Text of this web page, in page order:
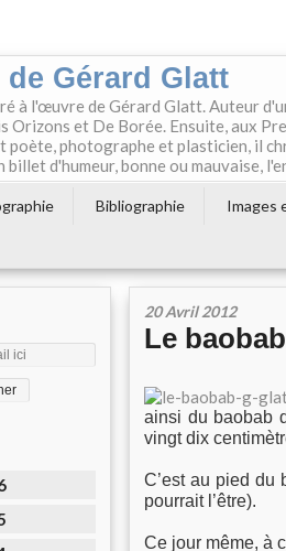
de Gérard Glatt
à l'œuvre de Gérard Glatt. Auteur
Orizons et De Borée. Ensuite, aux
poète, photographe et plasticien, il
billet d'humeur, bonne ou mauvaise,
Bibliographie Images
20 Avril 2012
Le baobab
ainsi du baobab
vingt dix
C’est au pied du
pourrait l’être).
Ce jour même, à